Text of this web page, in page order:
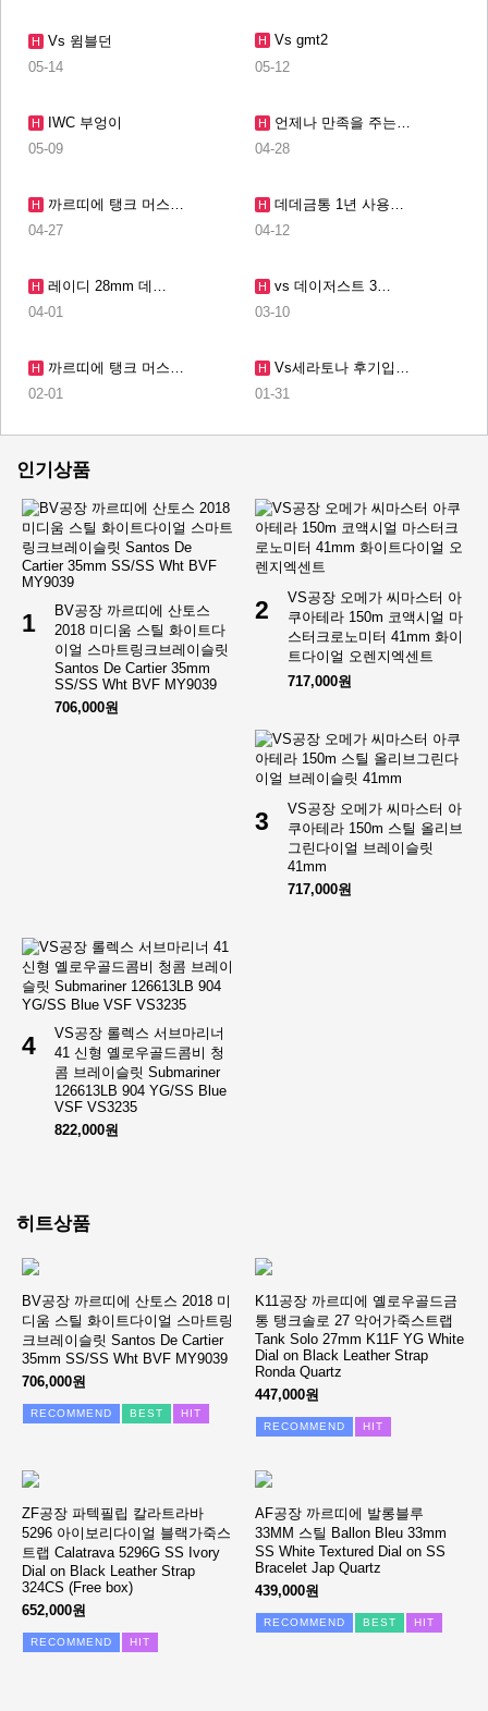
H
Vs 윔블던
05-14
H
Vs gmt2
05-12
H
IWC 부엉이
05-09
H
언제나 만족을 주는…
04-28
H
까르띠에 탱크 머스…
04-27
H
데데금통 1년 사용…
04-12
H
레이디 28mm 데…
04-01
H
vs 데이저스트 3…
03-10
H
까르띠에 탱크 머스…
02-01
H
Vs세라토나 후기입…
01-31
인기상품
1
BV공장 까르띠에 산토스
2018 미디움 스틸 화이트다
이얼 스마트링크브레이슬릿
Santos De Cartier 35mm
SS/SS Wht BVF MY9039
706,000원
2
VS공장 오메가 씨마스터 아
쿠아테라 150m 코액시얼 마
스터크로노미터 41mm 화이
트다이얼 오렌지엑센트
717,000원
3
VS공장 오메가 씨마스터 아
쿠아테라 150m 스틸 올리브
그린다이얼 브레이슬릿
41mm
717,000원
4
VS공장 롤렉스 서브마리너
41 신형 옐로우골드콤비 청
콤 브레이슬릿 Submariner
126613LB 904 YG/SS Blue
VSF VS3235
822,000원
히트상품
BV공장 까르띠에 산토스 2018 미
디움 스틸 화이트다이얼 스마트링
크브레이슬릿 Santos De Cartier
35mm SS/SS Wht BVF MY9039
706,000원
RECOMMEND BEST HIT
K11공장 까르띠에 옐로우골드금
통 탱크솔로 27 악어가죽스트랩
Tank Solo 27mm K11F YG White
Dial on Black Leather Strap
Ronda Quartz
447,000원
RECOMMEND HIT
ZF공장 파텍필립 칼라트라바
5296 아이보리다이얼 블랙가죽스
트랩 Calatrava 5296G SS Ivory
Dial on Black Leather Strap
324CS (Free box)
652,000원
RECOMMEND HIT
AF공장 까르띠에 발롱블루
33MM 스틸 Ballon Bleu 33mm
SS White Textured Dial on SS
Bracelet Jap Quartz
439,000원
RECOMMEND BEST HIT